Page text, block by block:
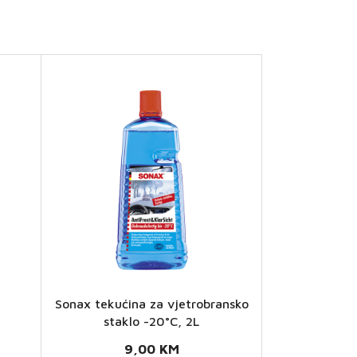
Sonax tekućina za vjetrobransko
staklo -20°C, 2L
9,00 KM
Sonax
tekućina za